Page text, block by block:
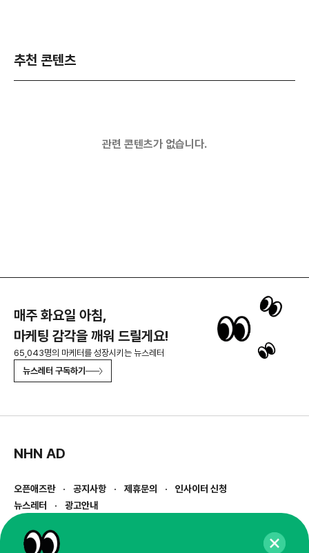
추천 콘텐츠
관련 콘텐츠가 없습니다.
매주 화요일 아침,
마케팅 감각을 깨워 드릴게요!
65,043명의 마케터를 성장시키는 뉴스레터
뉴스레터 구독하기
NHN AD
오픈애즈란 공지사항 제휴문의
인사이터 신청
뉴스레터
광고안내
경기도 성남시 분당구 대왕판교로645번길 16